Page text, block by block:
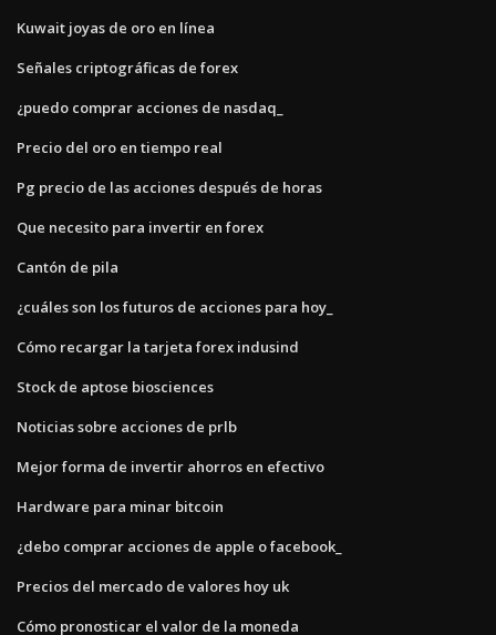
Kuwait joyas de oro en línea
Señales criptográficas de forex
¿puedo comprar acciones de nasdaq_
Precio del oro en tiempo real
Pg precio de las acciones después de horas
Que necesito para invertir en forex
Cantón de pila
¿cuáles son los futuros de acciones para hoy_
Cómo recargar la tarjeta forex indusind
Stock de aptose biosciences
Noticias sobre acciones de prlb
Mejor forma de invertir ahorros en efectivo
Hardware para minar bitcoin
¿debo comprar acciones de apple o facebook_
Precios del mercado de valores hoy uk
Cómo pronosticar el valor de la moneda